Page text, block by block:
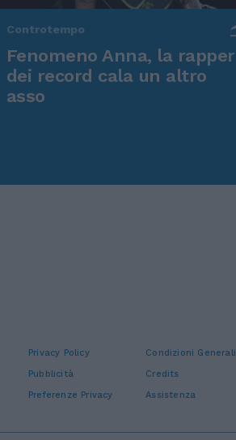
Controtempo
Fenomeno Anna, la rapper
dei record cala un altro
asso
Privacy Policy
Condizioni Generali
Pubblicità
Credits
Preferenze Privacy Assistenza